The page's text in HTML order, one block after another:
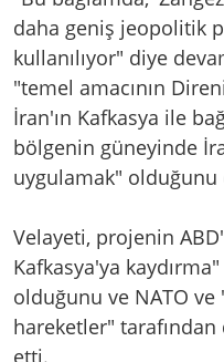
daha geniş jeopolitik
kullanılıyor" diye
"temel amacının
İran'ın Kafkasya ile
bölgenin güneyinde
uygulamak" olduğunu
Velayeti, projenin
Kafkasya'ya
olduğunu ve NATO ve
hareketler"
etti.